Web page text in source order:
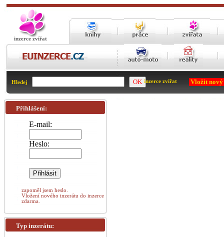
inzerce zvířat
Hledej inzerce zvířat Vložit
Přihlášení:
E-mail:
Heslo:
zapoměl jsem heslo.
Vložení nového inzerátu do inzerce
zdarma.
Typ inzerátu: